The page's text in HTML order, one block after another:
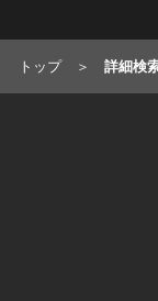
トップ 詳細検